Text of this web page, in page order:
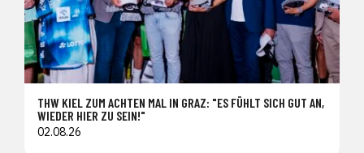
THW KIEL ZUM ACHTEN MAL IN GRAZ: "ES FÜHLT SICH GUT AN,
WIEDER HIER ZU SEIN!"
02.08.26